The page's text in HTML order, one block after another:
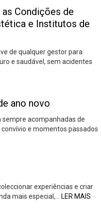
Condições de
e Institutos de
de qualquer gestor para
e saudável, sem acidentes
ano novo
acompanhadas de
e momentos passados
experiências e criar
mais especial,…
LER MAIS